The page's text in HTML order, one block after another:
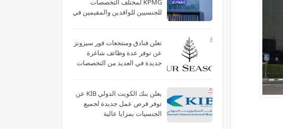
‏KPMG لمختلف التخصصات
للجنسيين للوافدين والمقيمين في
تعلن فنادق ومنتجعات فور سيزونز‏
عن توفر عدة وظائف شاغرة
جديدة في العديد من التخصصات
يعلن بنك الكويت الدولي KIB عن
توفر فرص عمل جديدة لجميع
الجنسيات بمزايا عالية